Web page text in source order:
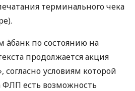
терминального чека
по состоянию на
продолжается акция
согласно условиям которой
есть возможность